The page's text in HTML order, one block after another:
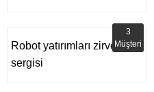
Robot yatırımları zirvesi ve
sergisi
3
Müşteri